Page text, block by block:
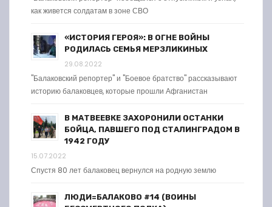
как живется солдатам в зоне СВО
«ИСТОРИЯ ГЕРОЯ»: В ОГНЕ ВОЙНЫ
РОДИЛАСЬ СЕМЬЯ МЕРЗЛИКИНЫХ
29.08.2022
"Балаковский репортер" и "Боевое братство" рассказывают
историю балаковцев, которые прошли Афганистан
В МАТВЕЕВКЕ ЗАХОРОНИЛИ ОСТАНКИ
БОЙЦА, ПАВШЕГО ПОД СТАЛИНГРАДОМ В
1942 ГОДУ
15.07.2022
Спустя 80 лет балаковец вернулся на родную землю
ЛЮДИ=БАЛАКОВО #14 (ВОИНЫ